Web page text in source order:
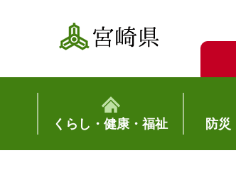
宮崎県
くらし・健康・福祉 防災